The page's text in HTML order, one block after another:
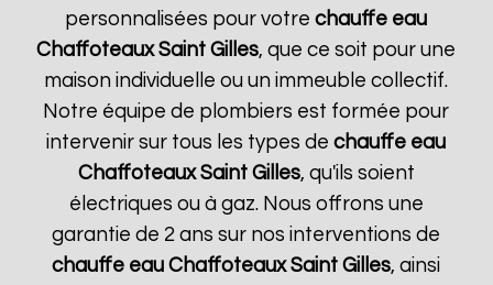
personnalisées pour votrechauffe eau
Chaffoteaux Saint Gilles, que ce soit pour une
maison individuelle ou un immeuble collectif.
Notre équipe de plombiers est formée pour
intervenir sur tous les types dechauffe eau
Chaffoteaux Saint Gilles, qu'ils soient
électriques ou à gaz. Nous offrons une
garantie de 2 ans sur nos interventions de
chauffe eau Chaffoteaux Saint Gilles, ainsi